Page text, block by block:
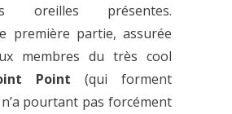
oreilles présentes.
première partie, assurée
membres du très cool
Point (qui forment
pourtant pas forcément